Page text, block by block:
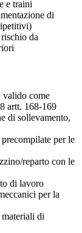
e traini
di
da
valido come
artt. 168-169
di sollevamento,
precompilate per le
reparto con le
di lavoro
per la
di